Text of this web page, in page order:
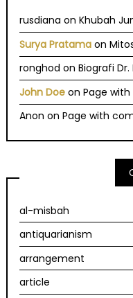
rusdiana onKhubah
Surya Pratama on
ronghod onBiografi Dr.
John Doe onPage
Anon onPage with
al-misbah
antiquarianism
arrangement
article